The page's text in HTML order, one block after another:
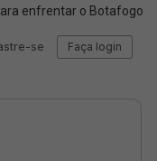
enfrentar o Botafogo